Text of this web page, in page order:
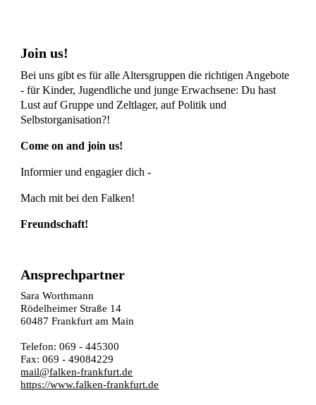
Join us!
Bei uns gibt es für alle Altersgruppen die richtigen Angebote
- für Kinder, Jugendliche und junge Erwachsene: Du hast
Lust auf Gruppe und Zeltlager, auf Politik und
Selbstorganisation?!
Come on and join us!
Informier und engagier dich -
Mach mit bei den Falken!
Freundschaft!
Ansprechpartner
Sara Worthmann
Rödelheimer Straße 14
60487 Frankfurt am Main
Telefon: 069 - 445300
Fax: 069 - 49084229
mail@falken-frankfurt.de
https://www.falken-frankfurt.de